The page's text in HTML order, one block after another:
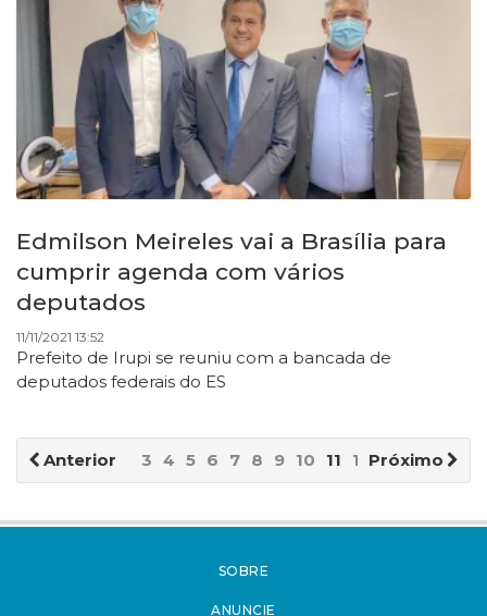
Edmilson Meireles vai a Brasília para
cumprir agenda com vários
deputados
11/11/2021 13:52
Prefeito de Irupi se reuniu com a bancada de
deputados federais do ES
Anterior Próximo
3 4 5 6 7 8 9 10 11 12
SOBRE
ANUNCIE